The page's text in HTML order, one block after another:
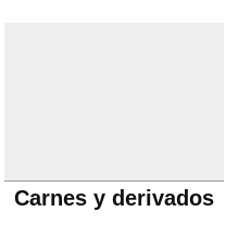
Carnes y derivados